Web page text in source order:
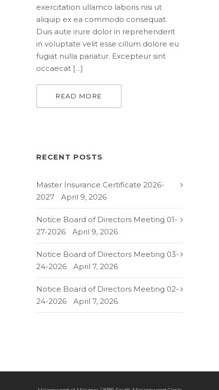
exercitation ullamco laboris nisi ut
aliquip ex ea commodo consequat.
Duis aute irure dolor in reprehenderit
in voluptate velit esse cillum dolore eu
fugiat nulla pariatur. Excepteur sint
occaecat […]
READ MORE
RECENT POSTS
Master Insurance Certificate 2026-
2027
April 9, 2026
Notice Board of Directors Meeting 01-
27-2026
April 9, 2026
Notice Board of Directors Meeting 03-
24-2026
April 7, 2026
Notice Board of Directors Meeting 02-
24-2026
April 7, 2026